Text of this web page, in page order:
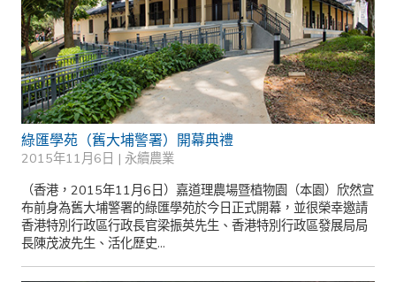
綠匯學苑（舊大埔警署）開幕典禮
2015年11月6日 | 永續農業
（香港，2015年11月6日）嘉道理農場暨植物園（本園）欣然宣
布前身為舊大埔警署的綠匯學苑於今日正式開幕，並很榮幸邀請
香港特別行政區行政長官梁振英先生、香港特別行政區發展局局
長陳茂波先生、活化歷史...